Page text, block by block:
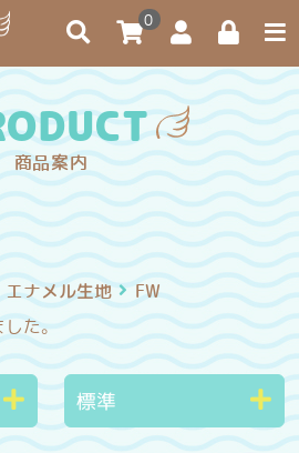
0
商品案内
エナメル生地
FW
た。